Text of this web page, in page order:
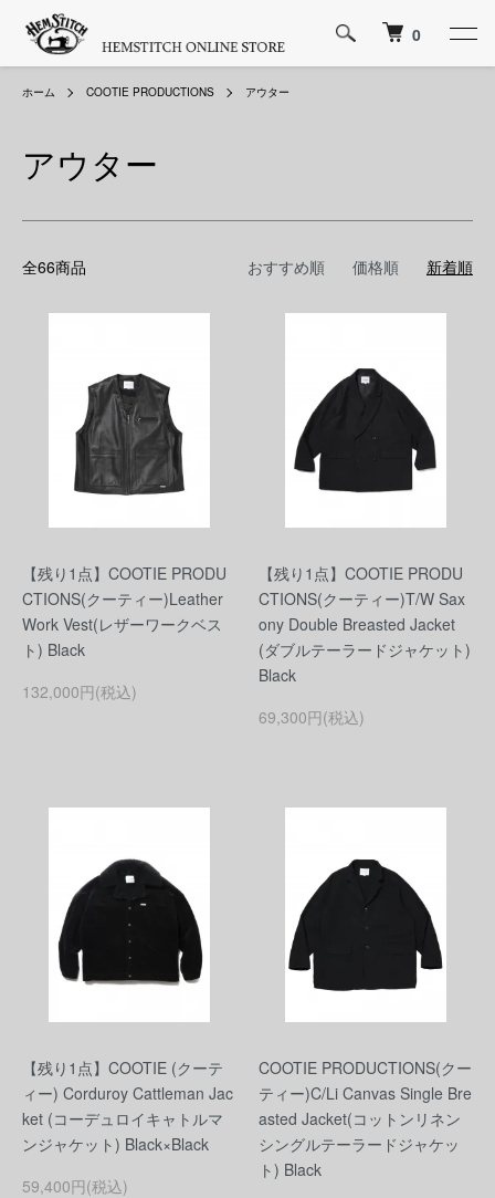
0
ホーム COOTIE PRODUCTIONS アウター
アウター
全66商品 おすすめ順 価格順 新着順
【残り1点】COOTIE PRODU
CTIONS(クーティー)Leather
Work Vest(レザーワークベス
ト) Black
132,000円(税込)
【残り1点】COOTIE PRODU
CTIONS(クーティー)T/W Sax
ony Double Breasted Jacket
(ダブルテーラードジャケット)
Black
69,300円(税込)
【残り1点】COOTIE (クーテ
ィー) Corduroy Cattleman Jac
ket (コーデュロイキャトルマ
ンジャケット) Black×Black
59,400円(税込)
COOTIE PRODUCTIONS(クー
ティー)C/Li Canvas Single Bre
asted Jacket(コットンリネン
シングルテーラードジャケッ
ト) Black